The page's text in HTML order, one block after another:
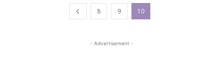
8 9 10
- Advertisement -